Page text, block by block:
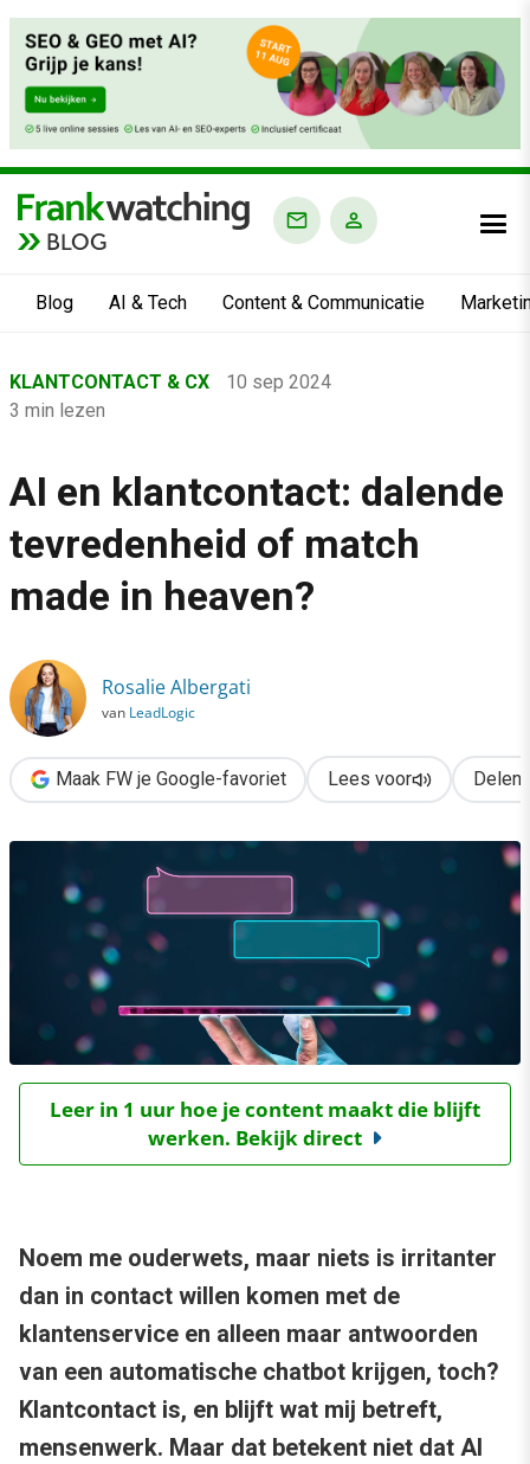
BLOG
Blog AI & Tech Content & Communicatie
›
Klantcontact & CX
›
AI en klantcontact: dalende tevredenheid of match made in
KLANTCONTACT & CX
10 sep 2024
3 min lezen
AI en klantcontact: dalende
tevredenheid of match
made in heaven?
Rosalie Albergati
van LeadLogic
Maak FW je Google-favoriet Lees voor Delen
Leer in 1 uur hoe je content maakt die blijft
werken. Bekijk direct
Noem me ouderwets, maar niets is irritanter
dan in contact willen komen met de
klantenservice en alleen maar antwoorden
van een automatische chatbot krijgen, toch?
Klantcontact is, en blijft wat mij betreft,
mensenwerk. Maar dat betekent niet dat AI